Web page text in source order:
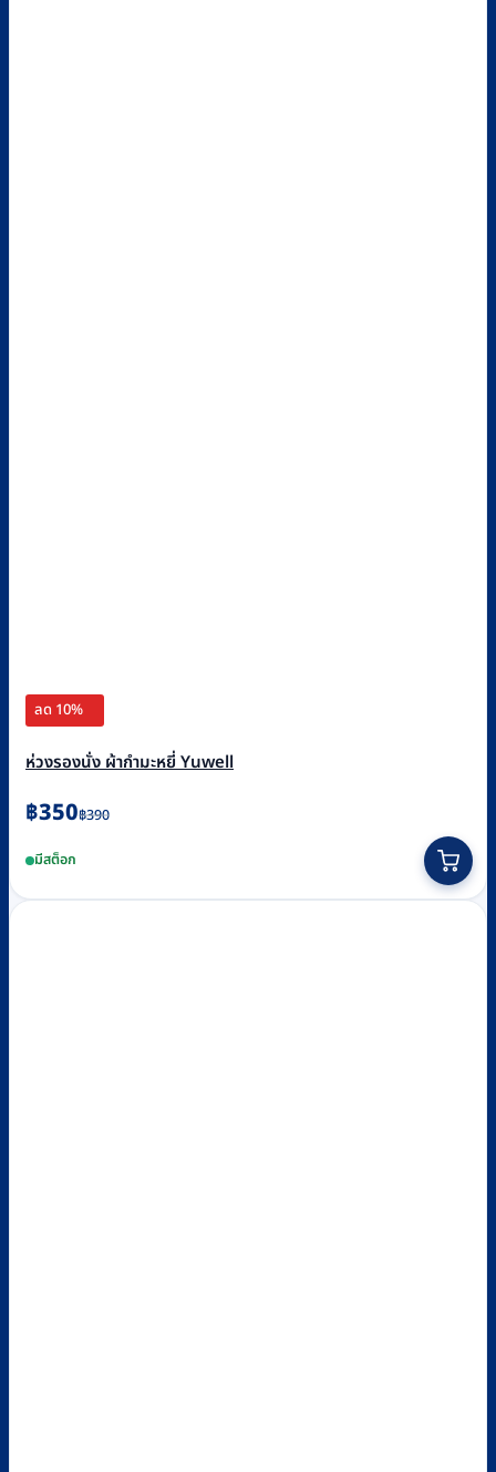
ลด 10%
ห่วงรองนั่ง ผ้ากำมะหยี่ Yuwell
฿390
Original
was:
฿390.
฿350
Current
is:
฿350.
มีสต็อก